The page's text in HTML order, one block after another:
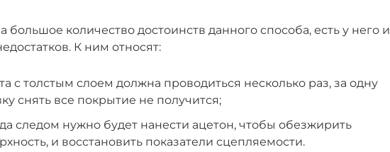
большое количество достоинств данного способа, есть у него и
К ним относят:
с толстым слоем должна проводиться несколько раз, за одну
снять все покрытие не получится;
следом нужно будет нанести ацетон, чтобы обезжирить
и восстановить показатели сцепляемости.